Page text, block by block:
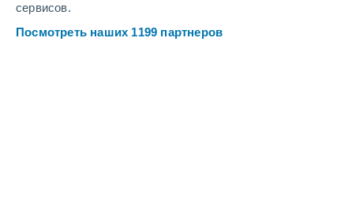
сервисов.
Посмотреть наших 1199 партнеров